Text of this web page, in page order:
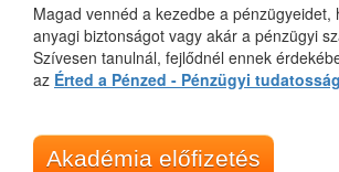
Magad vennéd a kezedbe a pénzügyeidet,
anyagi biztonságot vagy akár a pénzügyi
Szívesen tanulnál, fejlődnél ennek
az Érted a Pénzed - Pénzügyi
Akadémia előfizetés